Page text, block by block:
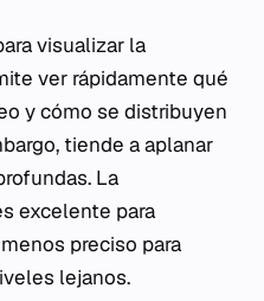
visualizar la
ver rápidamente qué
y cómo se distribuyen
tiende a aplanar
La
excelente para
preciso para
lejanos.